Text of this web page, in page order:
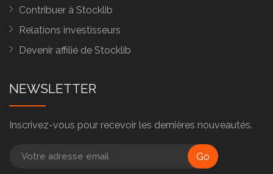
Contribuer à Stocklib
Relations investisseurs
Devenir affilié de Stocklib
NEWSLETTER
Inscrivez-vous pour recevoir les dernières nouveautés.
Go